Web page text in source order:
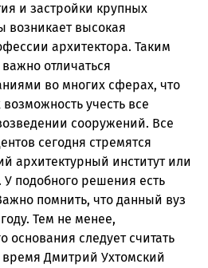
и застройки крупных
возникает высокая
архитектора. Таким
отличаться
во многих сферах, что
учесть все
сооружений. Все
сегодня стремятся
архитектурный институт или
подобного решения есть
помнить, что данный вуз
Тем не менее,
основания следует считать
время Дмитрий Ухтомский